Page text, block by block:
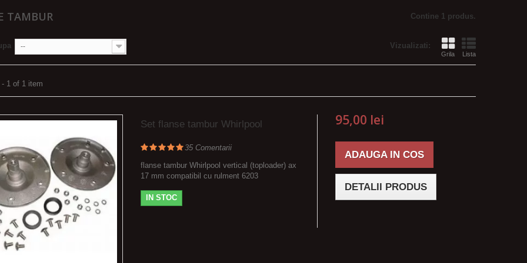
TAMBUR Contine 1 produs.
Vizualizati:
Grila Lista
--
1 of 1 item
Set flanse tambur Whirlpool
35Comentarii
flanse tambur Whirlpool vertical (toploader) ax
17 mm compatibil cu rulment 6203
IN STOC
95,00 lei
ADAUGA IN COS
DETALII PRODUS